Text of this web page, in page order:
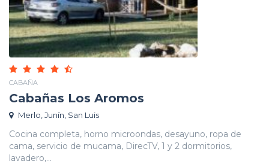
CABAÑA
Cabañas Los Aromos
Merlo, Junín, San Luis
Cocina completa, horno microondas, desayuno, ropa de
cama, servicio de mucama, DirecTV, 1 y 2 dormitorios,
lavadero,...